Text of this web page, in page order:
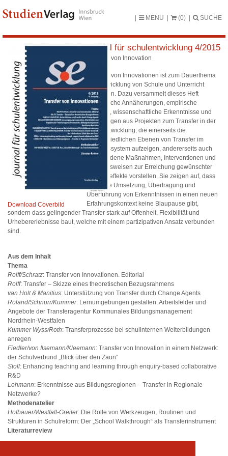
MENU (0) SUCHE
Download Coverbild
journal für schulentwicklung 4/2015
Transfer von Innovation
Transfer von Innovationen ist zum Dauerthema
der Entwicklung von Schule und Unterricht
geworden. Dazu versammelt dieses Heft
theoretische Annäherungen, empirische
Befunde, wissenschaftliche Erkenntnisse und
Erfahrungen aus Projekten zum Transfer in der
Schulentwicklung, die einerseits die
unterschiedlichen Ebenen von Transfer im
Bildungssystem aufzeigen, andererseits auch
verschiedene Maßnahmen, Interventionen und
Vorgangsweisen zur Erreichung gewünschter
Transfereffekte vorstellen. Sie zeigen auf, dass
es für die Umsetzung, Übertragung und
Überführung von Erkenntnissen in einen neuen
Erfahrungskontext keine Blaupause gibt,
sondern dass gelingender Transfer stark auf Offenheit, Flexibilität und
Urhebererlebnisse baut, welche mit einem partizipativen Ansatz verbunden
sind.
Aus dem Inhalt
Thema
Rolff/Schratz: Transfer von Innovationen. Editorial
Rolff: Transfer – Skizze eines theoretischen Bezugsrahmens
van Holt & Manitius: Unterstützung von Transfer durch Change Agents
Roland/Schnurr/Kummer: Lernumgebungen gestalten. Arbeitsfelder und
Angebote der Transferagentur Kommunales Bildungsmanagement
Nordrhein-Westfalen
Kummer Wyss/Roth: Transferprozesse bei schulinternen Weiterbildungen
anregen
Fiedler/von Ilsemann/Kleemann: Transfer von Innovation in einem Netzwerk:
der Schulverbund „Blick über den Zaun“
Stoll: Enhancing teaching and learning through enquiry-based collaborative
R&D
Lohmann: Erkenntnisse aus Bildungsregionen – Transfer in Regionale
Netzwerke?
Methodenatelier
Hofbauer/Westfall-Greiter: Die Rolle von Werkzeugen, Routinen und
Strukturen in Schulreform: Der „School Walkthrough“ als Transferinstrument
Literaturreview